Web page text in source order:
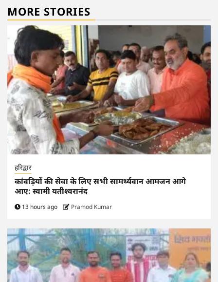
MORE STORIES
हरिद्वार
कांवड़ियों की सेवा के लिए सभी सामर्थ्यवान आमजन आगे
आए: स्वामी यतीश्वरानंद
13 hours ago Pramod Kumar